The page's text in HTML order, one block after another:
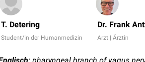
T. Detering
Student/in der Humanmedizin
Dr. Frank
Arzt | Ärztin